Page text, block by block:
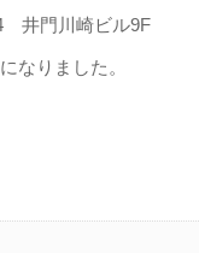
井門川崎ビル9F
なりました。